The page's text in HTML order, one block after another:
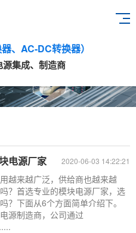
、AC-DC转换器）
集成、制造商
2020-06-03 14:22:21
电源厂家
越来越广泛，供给商也越来越
？首选专业的模块电源厂家，选
？下面从6个方面简单介绍下。
源制造商，公司通过